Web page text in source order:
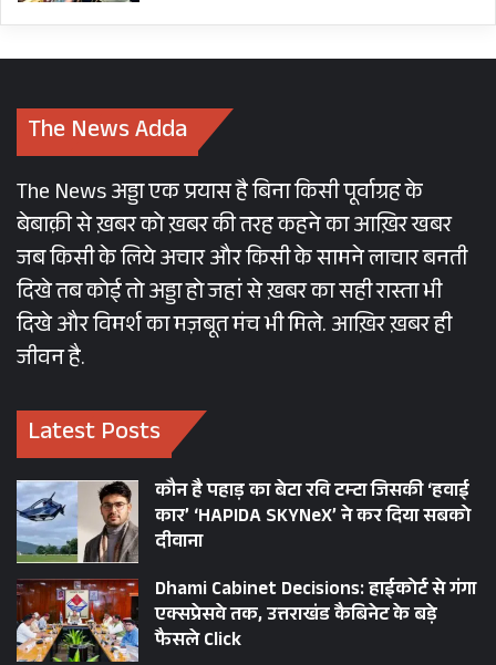
The News Adda
The News अड्डा एक प्रयास है बिना किसी पूर्वाग्रह के
बेबाक़ी से ख़बर को ख़बर की तरह कहने का आख़िर खबर
जब किसी के लिये अचार और किसी के सामने लाचार बनती
दिखे तब कोई तो अड्डा हो जहां से ख़बर का सही रास्ता भी
दिखे और विमर्श का मज़बूत मंच भी मिले. आख़िर ख़बर ही
जीवन है.
Latest Posts
कौन है पहाड़ का बेटा रवि टम्टा जिसकी ‘हवाई
कार’ ‘HAPIDA SKYNeX’ ने कर दिया सबको
दीवाना
Dhami Cabinet Decisions: हाईकोर्ट से गंगा
एक्सप्रेसवे तक, उत्तराखंड कैबिनेट के बड़े
फैसले Click